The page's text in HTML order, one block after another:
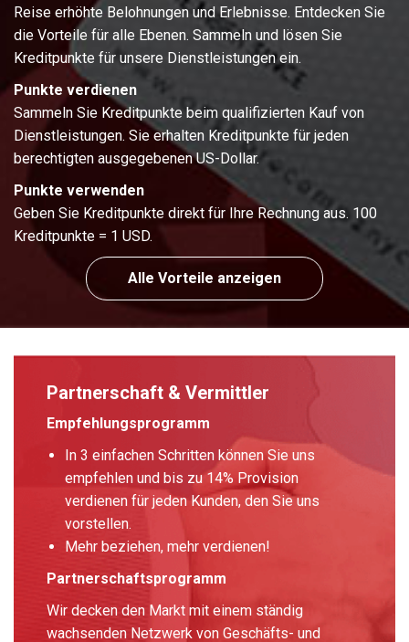
Reise erhöhte Belohnungen und Erlebnisse. Entdecken Sie
die Vorteile für alle Ebenen. Sammeln und lösen Sie
Kreditpunkte für unsere Dienstleistungen ein.
Punkte verdienen
Sammeln Sie Kreditpunkte beim qualifizierten Kauf von
Dienstleistungen. Sie erhalten Kreditpunkte für jeden
berechtigten ausgegebenen US-Dollar.
Punkte verwenden
Geben Sie Kreditpunkte direkt für Ihre Rechnung aus. 100
Kreditpunkte = 1 USD.
Alle Vorteile anzeigen
Partnerschaft & Vermittler
Empfehlungsprogramm
In 3 einfachen Schritten können Sie uns
empfehlen und bis zu 14% Provision
verdienen für jeden Kunden, den Sie uns
vorstellen.
Mehr beziehen, mehr verdienen!
Partnerschaftsprogramm
Wir decken den Markt mit einem ständig
wachsenden Netzwerk von Geschäfts- und